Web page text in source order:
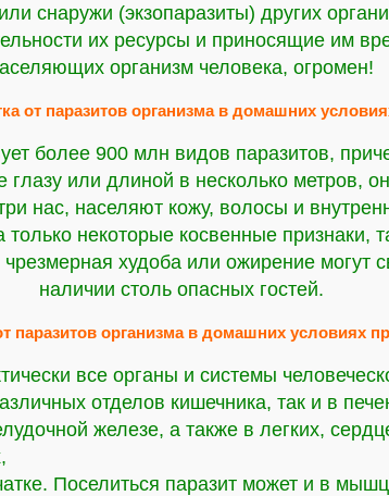
снаружи (экзопаразиты) других
их ресурсы и приносящие им
организм человека, огромен!
от паразитов организма в домашних
более 900 млн видов паразитов,
или длиной в несколько метров,
нас, населяют кожу, волосы и
некоторые косвенные признаки,
худоба или ожирение могут
наличии столь опасных гостей.
паразитов организма в домашних условиях
все органы и системы
отделов кишечника, так и в
железе, а также в легких,
Поселиться паразит может и в